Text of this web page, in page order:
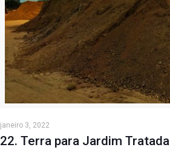
janeiro 3, 2022
22. Terra para Jardim Tratada